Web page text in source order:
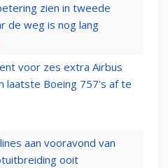
zien in tweede
de weg is nog lang
voor zes extra Airbus
laatste Boeing 757's af te
aan vooravond van
ooit